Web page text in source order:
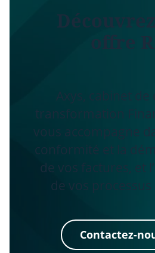
offre
Axys, cabinet de
transformation
vous accompagne
conformité et la
de vos factures, et
de vos processus
Contactez-